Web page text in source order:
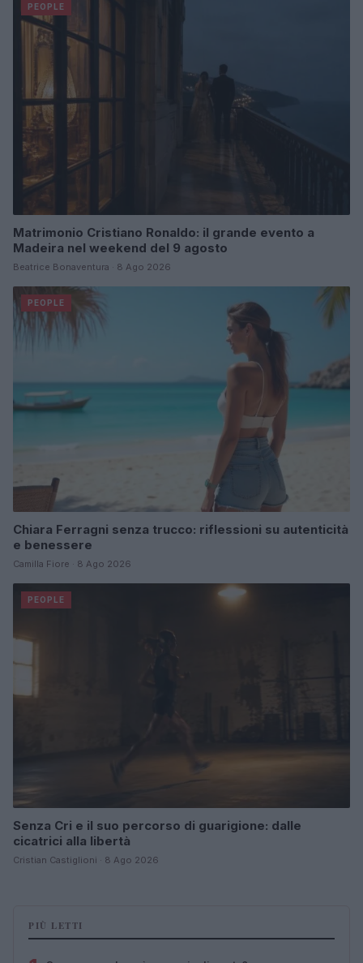
PEOPLE
Matrimonio Cristiano Ronaldo: il grande evento a
Madeira nel weekend del 9 agosto
Beatrice Bonaventura · 8 Ago 2026
PEOPLE
Chiara Ferragni senza trucco: riflessioni su autenticità
e benessere
Camilla Fiore · 8 Ago 2026
PEOPLE
Senza Cri e il suo percorso di guarigione: dalle
cicatrici alla libertà
Cristian Castiglioni · 8 Ago 2026
PIÙ LETTI